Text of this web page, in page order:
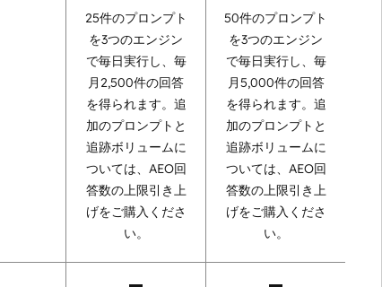
25件のプロンプト
を3つのエンジン
で毎日実行し、毎
月2,500件の回答
を得られます。追
加のプロンプトと
追跡ボリュームに
ついては、AEO回
答数の上限引き上
げをご購入くださ
い。
50件のプロンプト
を3つのエンジン
で毎日実行し、毎
月5,000件の回答
を得られます。追
加のプロンプトと
追跡ボリュームに
ついては、AEO回
答数の上限引き上
げをご購入くださ
い。